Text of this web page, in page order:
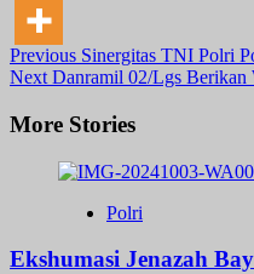
Post
Navigation
Previous Sinergitas TNI Polri
Next Danramil 02/Lgs Berikan
More Stories
Polri
Ekshumasi Jenazah